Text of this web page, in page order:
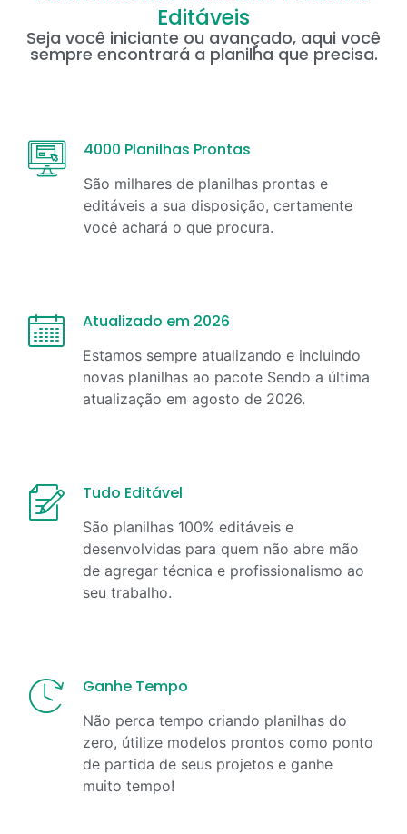
Editáveis
Seja você iniciante ou avançado, aqui você
sempre encontrará a planilha que precisa.
4000 Planilhas Prontas
São milhares de planilhas prontas e
editáveis a sua disposição, certamente
você achará o que procura.
Atualizado em 2026
Estamos sempre atualizando e incluindo
novas planilhas ao pacote Sendo a última
atualização em agosto de 2026.
Tudo Editável
São planilhas 100% editáveis e
desenvolvidas para quem não abre mão
de agregar técnica e profissionalismo ao
seu trabalho.
Ganhe Tempo
Não perca tempo criando planilhas do
zero, útilize modelos prontos como ponto
de partida de seus projetos e ganhe
muito tempo!